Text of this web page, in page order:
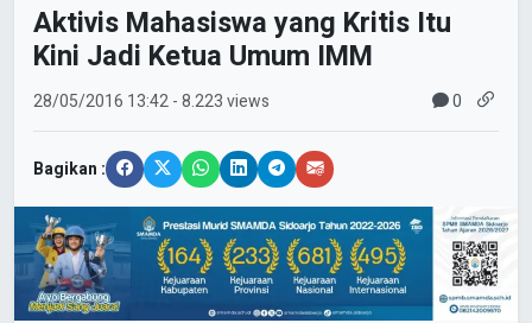
Aktivis Mahasiswa yang Kritis Itu
Kini Jadi Ketua Umum IMM
28/05/2016 13:42- 8.223 views 0
Bagikan :